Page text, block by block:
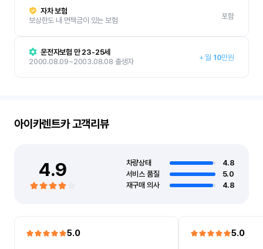
자차 보험
보상한도 내 면책금이 있는 보험
포함
운전자보험 만 23-25세
2000.08.09~2003.08.08 출생자
+월 10만원
아이카렌트카고객리뷰
4.9 차량상태
4.8
서비스 품질
5.0
재구매 의사
4.8
5.0 5.0